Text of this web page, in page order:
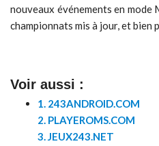
nouveaux événements en mode
championnats mis à jour, et bien
Voir aussi :
1. 243ANDROID.COM
2. PLAYEROMS.COM
3. JEUX243.NET